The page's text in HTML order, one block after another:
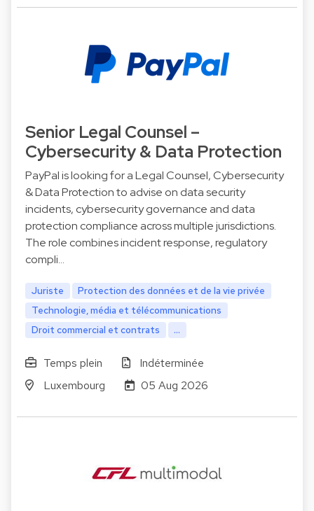
Senior Legal Counsel –
Cybersecurity & Data Protection
PayPal is looking for a Legal Counsel, Cybersecurity
& Data Protection to advise on data security
incidents, cybersecurity governance and data
protection compliance across multiple jurisdictions.
The role combines incident response, regulatory
compli…
Juriste
Protection des données et de la vie privée
Technologie, média et télécommunications
Droit commercial et contrats
...
Temps plein
Indéterminée
Luxembourg
05 Aug 2026